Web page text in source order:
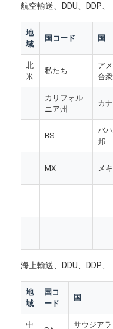
製品
会社案内
品質管理
お問い合わせ
航空輸送、DDU、DDP
地
域
国コード 国
北
米
私たち
ア
合
カリフォル
ニア州
カ
BS
バ
邦
MX メ
海上輸送、DDU、DDP
地
域
国コ
ード
国
中
サウジア